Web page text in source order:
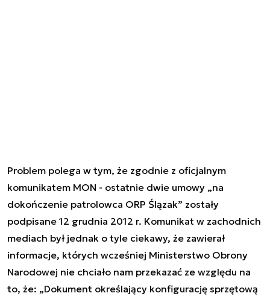
Problem polega w tym, że zgodnie z oficjalnym
komunikatem MON - ostatnie dwie umowy „na
dokończenie patrolowca ORP Ślązak” zostały
podpisane 12 grudnia 2012 r. Komunikat w zachodnich
mediach był jednak o tyle ciekawy, że zawierał
informacje, których wcześniej Ministerstwo Obrony
Narodowej nie chciało nam przekazać ze względu na
to, że: „Dokument określający konfigurację sprzętową